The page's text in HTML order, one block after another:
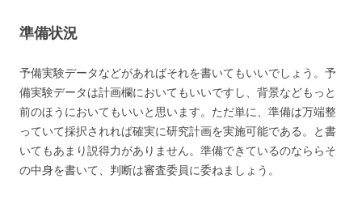
準備状況
予備実験データなどがあればそれを書いてもいいでしょう。予
備実験データは計画欄においてもいいですし、背景などもっと
前のほうにおいてもいいと思います。ただ単に、準備は万端整
っていて採択されれば確実に研究計画を実施可能である。と書
いてもあまり説得力がありません。準備できているのなららそ
の中身を書いて、判断は審査委員に委ねましょう。